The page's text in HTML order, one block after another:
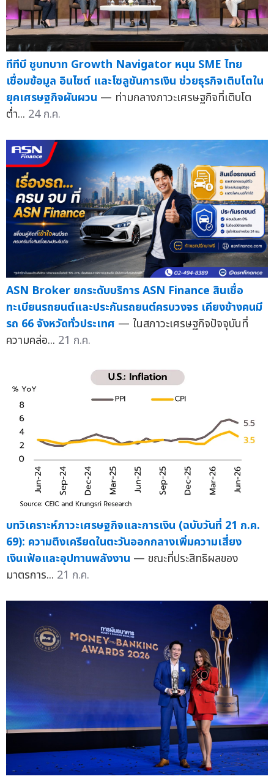
ทีทีบี ชูบทบาท Growth Navigator หนุน SME ไทย
เชื่อมข้อมูล อินไซต์ และโซลูชันการเงิน ช่วยธุรกิจเติบโตใน
ยุคเศรษฐกิจผันผวน — ท่ามกลางภาวะเศรษฐกิจที่เติบโต
ต่ำ... 24 ก.ค.
ASN Broker ยกระดับบริการ ASN Finance สินเชื่อ
ทะเบียนรถยนต์และประกันรถยนต์ครบวงจร เคียงข้างคนมี
รถ 66 จังหวัดทั่วประเทศ — ในสภาวะเศรษฐกิจปัจจุบันที่
ความคล่อ... 21 ก.ค.
บทวิเคราะห์ภาวะเศรษฐกิจและการเงิน (ฉบับวันที่ 21 ก.ค.
69): ความตึงเครียดในตะวันออกกลางเพิ่มความเสี่ยง
เงินเฟ้อและอุปทานพลังงาน — ขณะที่ประสิทธิผลของ
มาตรการ... 21 ก.ค.